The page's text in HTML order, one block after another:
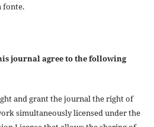
fonte.
journal agree to the following
and grant the journal the right of
simultaneously licensed under the